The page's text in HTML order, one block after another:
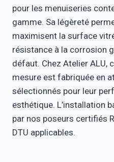
pour les menuiseries
gamme. Sa légèreté
maximisent la surface
résistance à la corrosion
défaut. Chez Atelier ALU,
mesure est fabriquée en
sélectionnés pour leur
esthétique. L’installation
par nos poseurs certifiés
DTU applicables.